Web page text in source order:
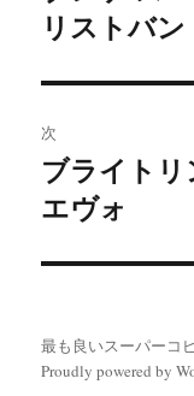
ナ
ビ
ゲ
ー
ン
の
稿:
リストバン
次
次
の
稿:
ブライトリ
エヴォ
最も良いスーパーコ
Proudly powered by